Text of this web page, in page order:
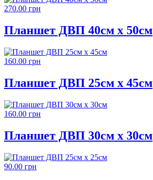
270.00 грн
Планшет ДВП 40см х 50см
160.00 грн
Планшет ДВП 25см х 45см
160.00 грн
Планшет ДВП 30см х 30см
90.00 грн